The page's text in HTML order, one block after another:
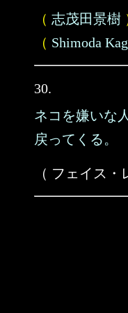
（ 志茂田景樹
（ Shimoda
30.
ネコを嫌いな
戻ってくる。
（ フェイス・